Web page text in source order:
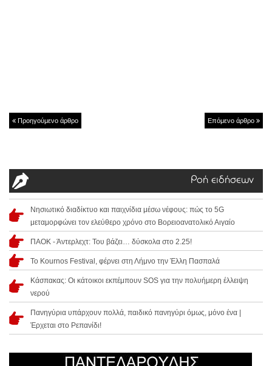
Προηγούμενο άρθρο Επόμενο άρθρο
Ροή ειδήσεων
Νησιωτικό διαδίκτυο και παιχνίδια μέσω νέφους: πώς το 5G
μεταμορφώνει τον ελεύθερο χρόνο στο Βορειοανατολικό Αιγαίο
ΠΑΟΚ - Άντερλεχτ: Του βάζει… δύσκολα στο 2.25!
Το Kournos Festival, φέρνει στη Λήμνο την Έλλη Πασπαλά
Κάσπακας: Οι κάτοικοι εκπέμπουν SOS για την πολυήμερη έλλειψη
νερού
Πανηγύρια υπάρχουν πολλά, παιδικό πανηγύρι όμως, μόνο ένα |
Έρχεται στο Ρεπανίδι!